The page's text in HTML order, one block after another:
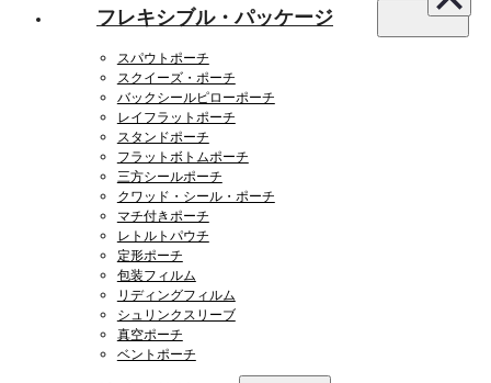
フレキシブル・パッケージ
スパウトポーチ
スクイーズ・ポーチ
バックシールピローポーチ
レイフラットポーチ
スタンドポーチ
フラットボトムポーチ
三方シールポーチ
クワッド・シール・ポーチ
マチ付きポーチ
レトルトパウチ
定形ポーチ
包装フィルム
リディングフィルム
シュリンクスリーブ
真空ポーチ
ベントポーチ